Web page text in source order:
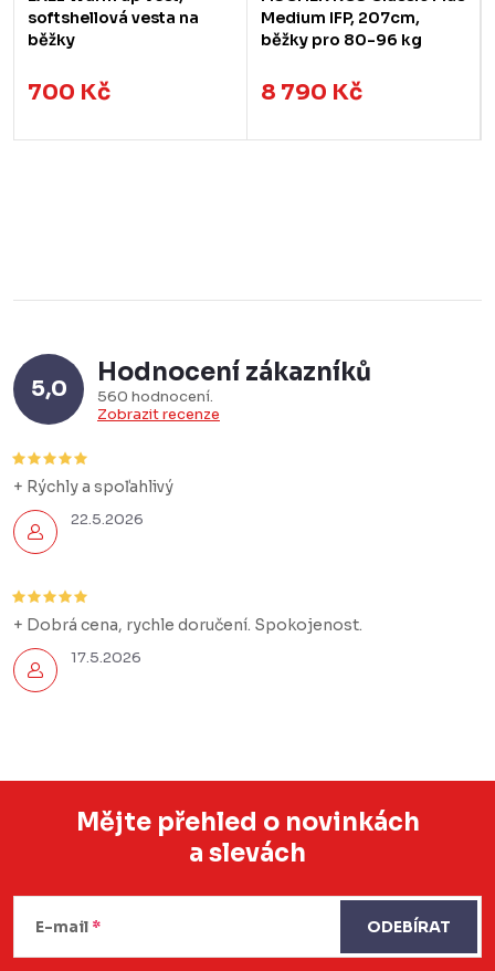
softshellová vesta na
běžky
700 Kč
Medium IFP, 207cm,
běžky pro 80-96 kg
8 790 Kč
5,0
Hodnocení zákazníků
560 hodnocení
Zobrazit recenze
22.5.2026
+ Rýchly a spoľahlivý
17.5.2026
+ Dobrá cena, rychle doručení. Spokojenost.
á
Mějte přehled o novinkách
a slevách
E-mail ODEBÍRAT